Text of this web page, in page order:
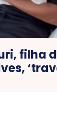
filha